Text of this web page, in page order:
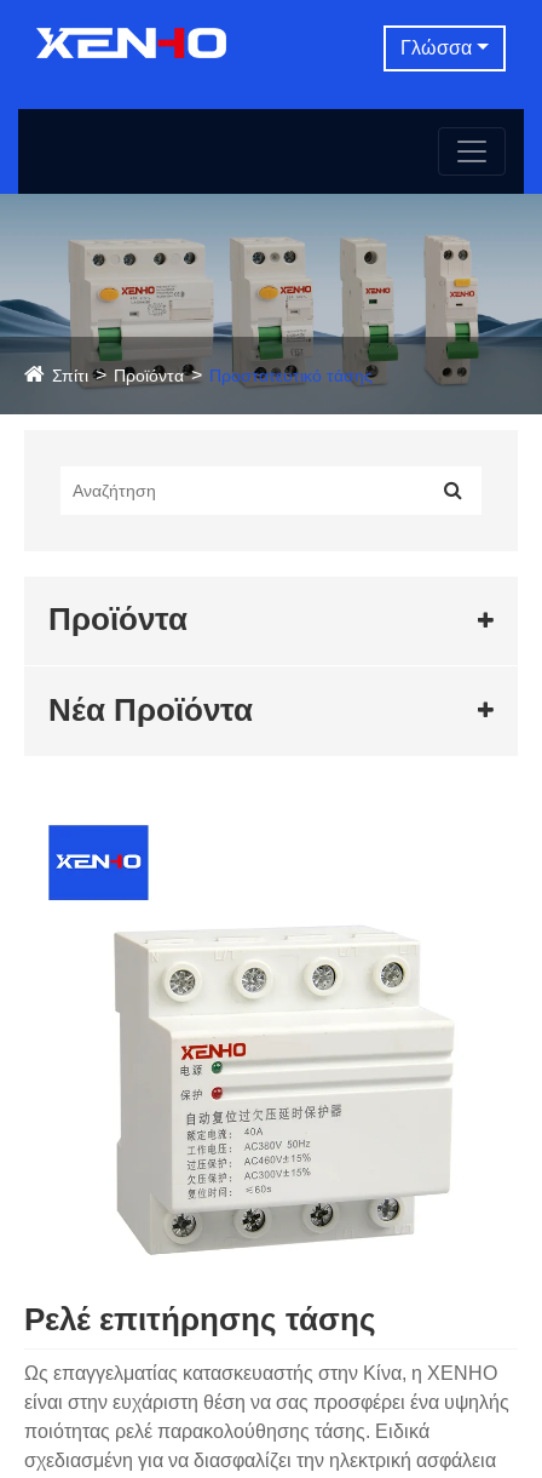
Γλώσσα
Σπίτι Προϊόντα Προστατευτικό τάσης
Προϊόντα
Νέα Προϊόντα
Ρελέ επιτήρησης τάσης
Ως επαγγελματίας κατασκευαστής στην Κίνα, η XENHO
είναι στην ευχάριστη θέση να σας προσφέρει ένα υψηλής
ποιότητας ρελέ παρακολούθησης τάσης. Ειδικά
σχεδιασμένη για να διασφαλίζει την ηλεκτρική ασφάλεια